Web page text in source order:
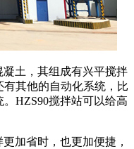
土，其组成有兴平搅拌
其他的自动化系统，比
HZS90搅拌站可以给高
加省时，也更加便捷，